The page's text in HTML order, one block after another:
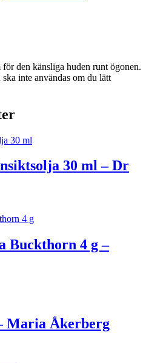
den känsliga huden runt ögonen.
inte användas om du lätt
30 ml – Dr
Buckthorn 4 g –
Maria Åkerberg